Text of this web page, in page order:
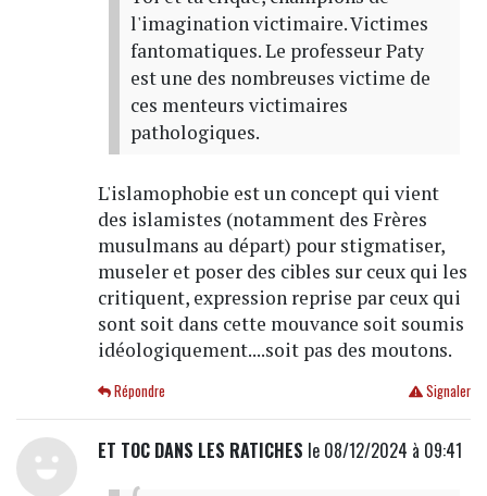
l'imagination victimaire. Victimes
fantomatiques. Le professeur Paty
est une des nombreuses victime de
ces menteurs victimaires
pathologiques.
L'islamophobie est un concept qui vient
des islamistes (notamment des Frères
musulmans au départ) pour stigmatiser,
museler et poser des cibles sur ceux qui les
critiquent, expression reprise par ceux qui
sont soit dans cette mouvance soit soumis
idéologiquement....soit pas des moutons.
Signaler
Répondre
ET TOC DANS LES RATICHES le 08/12/2024 à 09:41